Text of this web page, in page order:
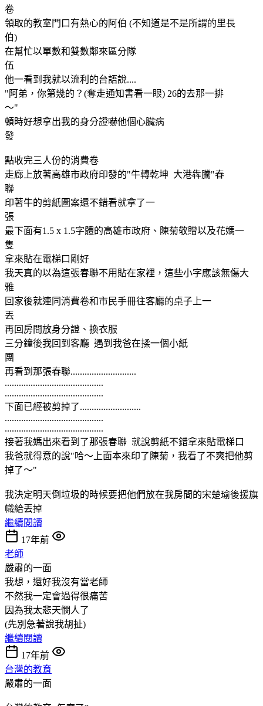
卷
領取的教室門口有熱心的阿伯 (不知道是不是所謂的里長
伯)
在幫忙以單數和雙數鄰來區分隊
伍
他一看到我就以流利的台語說....
"阿弟，你第幾的？(奪走通知書看一眼) 26的去那一排
～"
頓時好想拿出我的身分證嚇他個心臟病
發
點收完三人份的消費卷
走廊上放著高雄市政府印發的"牛轉乾坤 大港犇騰"春
聯
印著牛的剪紙圖案還不錯看就拿了一
張
最下面有1.5 x 1.5字體的高雄市政府、陳菊敬贈以及花媽一
隻
拿來貼在電梯口剛好
我天真的以為這張春聯不用貼在家裡，這些小字應該無傷大
雅
回家後就連同消費卷和市民手冊往客廳的桌子上一
丟
再回房間放身分證、換衣服
三分鐘後我回到客廳 遇到我爸在揉一個小紙
團
再看到那張春聯............................
..........................................
..........................................
下面已經被剪掉了..........................
..........................................
..........................................
接著我媽出來看到了那張春聯 就說剪紙不錯拿來貼電梯口
我爸就得意的說"哈～上面本來印了陳菊，我看了不爽把他剪
掉了～"
我決定明天倒垃圾的時候要把他們放在我房間的宋楚瑜後援旗
幟給丟掉
繼續閱讀
17年前
老師
嚴肅的一面
我想，還好我沒有當老師
不然我一定會過得很痛苦
因為我太悲天憫人了
(先別急著說我胡扯)
繼續閱讀
17年前
台灣的教育
嚴肅的一面